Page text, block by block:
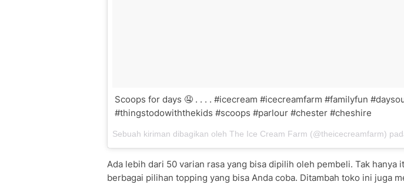
Scoops for days 🤤 . . . . #icecream #icecreamfarm #familyfun
#thingstodowiththekids #scoops #parlour #chester #cheshire
Sebuah kiriman dibagikan oleh The Ice Cream Farm (@theicecreamfarm)
Ada lebih dari 50 varian rasa yang bisa dipilih oleh pembeli. Tak hanya
berbagai pilihan topping yang bisa Anda coba. Ditambah toko ini juga